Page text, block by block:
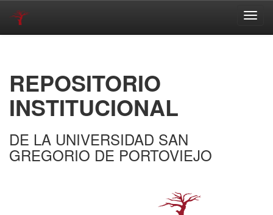
REPOSITORIO
INSTITUCIONAL
DE LA UNIVERSIDAD SAN
GREGORIO DE PORTOVIEJO